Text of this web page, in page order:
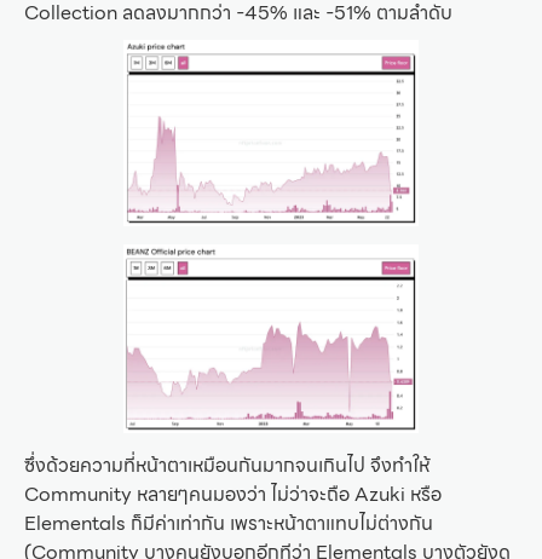
Collection ลดลงมากกว่า -45% และ -51% ตามลำดับ
ซึ่งด้วยความที่หน้าตาเหมือนกันมากจนเกินไป จึงทำให้
Community หลายๆคนมองว่า ไม่ว่าจะถือ Azuki หรือ
Elementals ก็มีค่าเท่ากัน เพราะหน้าตาแทบไม่ต่างกัน
(Community บางคนยังบอกอีกทีว่า Elementals บางตัวยังดู